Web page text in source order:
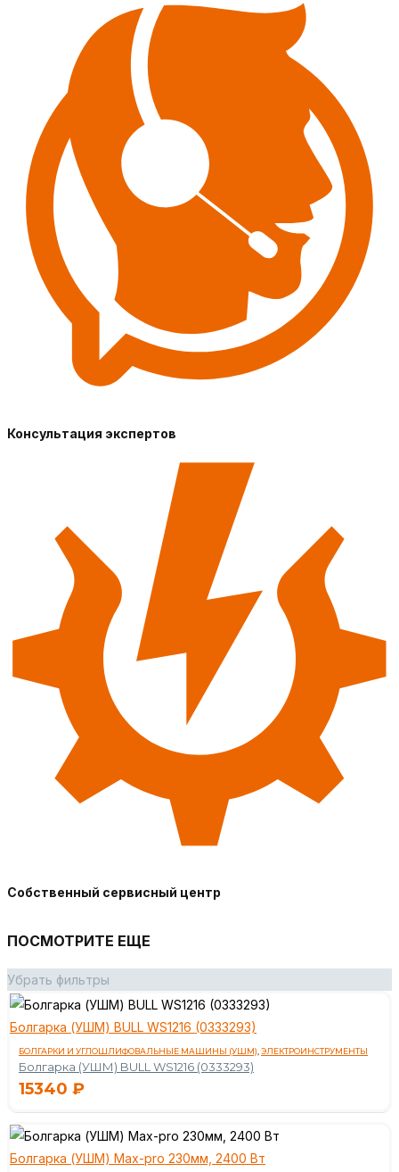
Консультация экспертов
Собственный сервисный центр
ПОСМОТРИТЕ ЕЩЕ
Убрать фильтры
Болгарка (УШМ) BULL WS1216 (0333293)
БОЛГАРКИ И УГЛОШЛИФОВАЛЬНЫЕ МАШИНЫ (УШМ) ЭЛЕКТРОИНСТРУМЕНТЫ
Болгарка (УШМ) BULL WS1216 (0333293)
15340 ₽
Болгарка (УШМ) Max-pro 230мм, 2400 Вт